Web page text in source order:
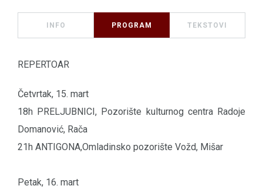
INFO PROGRAM TEKSTOVI
REPERTOAR
Četvrtak, 15. mart
18h PRELJUBNICI, Pozorište kulturnog centra Radoje
Domanović, Rača
21h ANTIGONA,Omladinsko pozorište Vožd, Mišar
Petak, 16. mart